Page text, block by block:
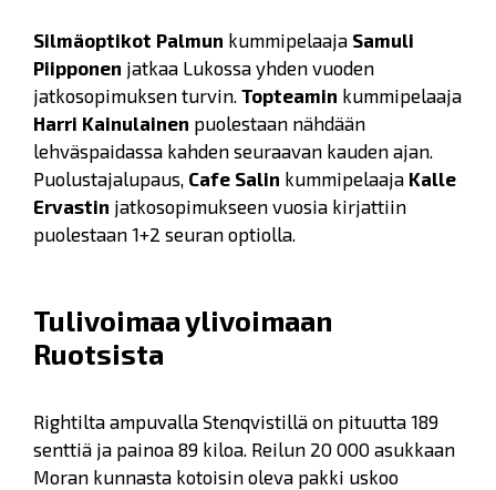
Silmäoptikot Palmun kummipelaaja Samuli
Piipponen jatkaa Lukossa yhden vuoden
jatkosopimuksen turvin. Topteamin kummipelaaja
Harri Kainulainen puolestaan nähdään
lehväspaidassa kahden seuraavan kauden ajan.
Puolustajalupaus, Cafe Salin kummipelaaja Kalle
Ervastin jatkosopimukseen vuosia kirjattiin
puolestaan 1+2 seuran optiolla.
Tulivoimaa ylivoimaan
Ruotsista
Rightilta ampuvalla Stenqvistillä on pituutta 189
senttiä ja painoa 89 kiloa. Reilun 20 000 asukkaan
Moran kunnasta kotoisin oleva pakki uskoo